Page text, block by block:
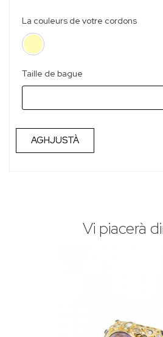
La couleurs de votre cordons
Taille de bague
AGHJUSTÀ
Vi piacerà